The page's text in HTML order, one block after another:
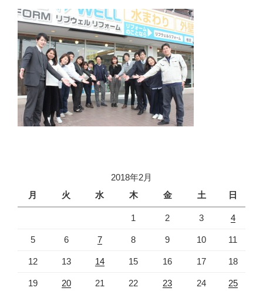
2018年2月
月
火 水 木 金 土 日
1 2 3 4
5 6 7 8 9 10 11
12 13 14 15 16 17 18
19 20 21 22 23 24 25